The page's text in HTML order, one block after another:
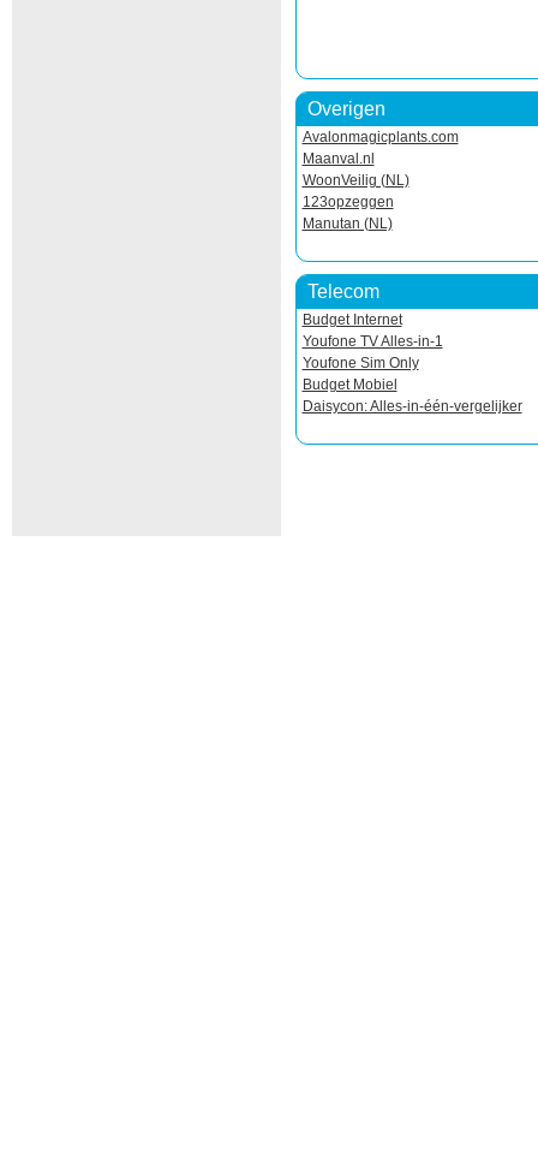
Overigen
Avalonmagicplants.com
Maanval.nl
WoonVeilig (NL)
123opzeggen
Manutan (NL)
Telecom
Budget Internet
Youfone TV Alles-in-1
Youfone Sim Only
Budget Mobiel
Daisycon: Alles-in-één-vergelijker